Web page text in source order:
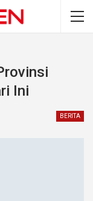
Ini
BERITA